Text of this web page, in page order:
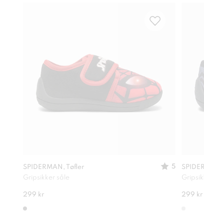
SPIDERMAN, Tøfler
5
Gripsikker såle
299 kr 299 kr